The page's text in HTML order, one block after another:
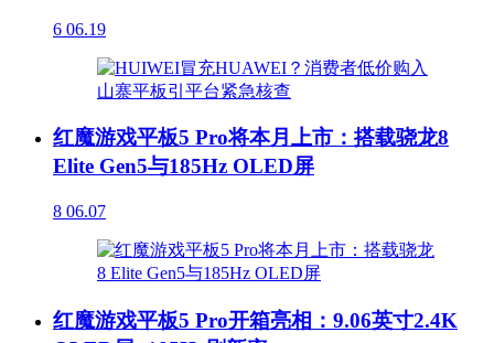
6 06.19
红魔游戏平板5 Pro将本月上市：搭载骁龙8
Elite Gen5与185Hz OLED屏
8 06.07
红魔游戏平板5 Pro开箱亮相：9.06英寸2.4K